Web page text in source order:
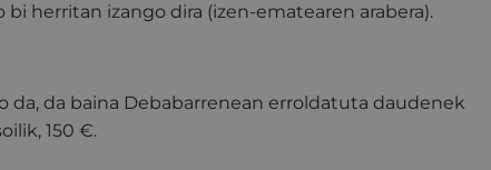
herritan izango dira (izen-ematearen arabera).
da, da baina Debabarrenean erroldatuta daudenek
150 €.